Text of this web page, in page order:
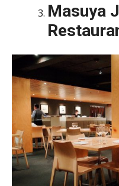
Masuya